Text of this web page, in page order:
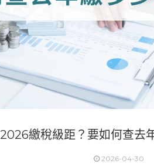
2026繳稅級距？要如何查去
2026-04-30